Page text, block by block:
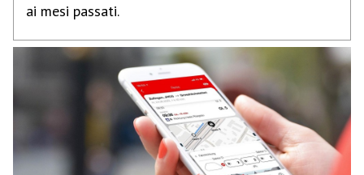
ai mesi passati.